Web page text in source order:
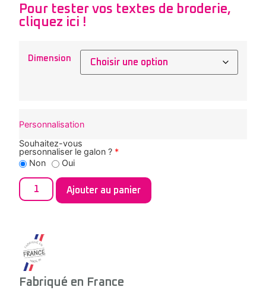
Pour tester vos textes de broderie,
cliquez ici !
Dimension
Personnalisation
Souhaitez-vous
personnaliser le galon ? *
Non
Oui
Ajouter au panier
Fabriqué en France